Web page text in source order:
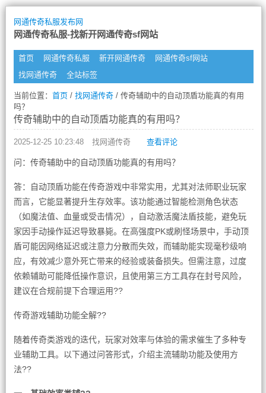
网通传奇私服发布网
网通传奇私服-找新开网通传奇sf网站
首页 网通传奇私服 新开网通传奇
网通传奇sf网站
找网通传奇
全站标签
当前位置： 首页/ 找网通传奇/ 传奇辅助中的自动顶盾功能真的有用
吗？
传奇辅助中的自动顶盾功能真的有用吗？
2025-12-25 10:23:48 找网通传奇 查看评论
问：传奇辅助中的自动顶盾功能真的有用吗？
答：自动顶盾功能在传奇游戏中非常实用，尤其对法师职业玩家
而言，它能显著提升生存效率。该功能通过智能检测角色状态
（如魔法值、血量或受击情况），自动激活魔法盾技能，避免玩
家因手动操作延迟导致暴毙。在高强度PK或刷怪场景中，手动顶
盾可能因网络延迟或注意力分散而失效，而辅助能实现毫秒级响
应，有效减少意外死亡带来的经验或装备损失。但需注意，过度
依赖辅助可能降低操作意识，且使用第三方工具存在封号风险，
建议在合规前提下合理运用??
传奇游戏辅助功能全解??
随着传奇类游戏的迭代，玩家对效率与体验的需求催生了多种专
业辅助工具。以下通过问答形式，介绍主流辅助功能及使用方
法??